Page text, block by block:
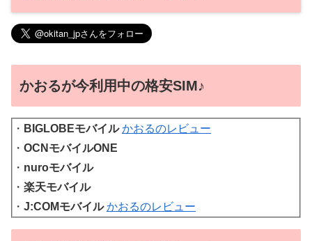
かおるが今利用中の格安SIM♪
・ BIGLOBEモバイル かおるのレビュー
・ OCNモバイルONE
・ nuroモバイル
・ 楽天モバイル
・ J:COMモバイル かおるのレビュー